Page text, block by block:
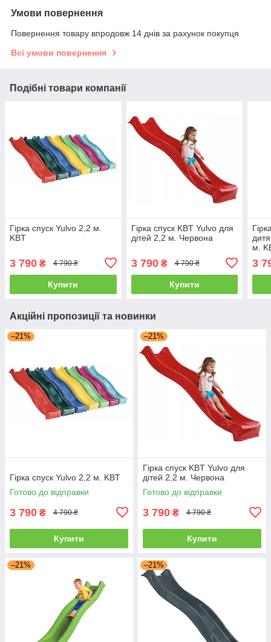
Умови повернення
Повернення товару впродовж 14 днів за рахунок покупця
Всі умови повернення
Подібні товари компанії
Гірка спуск Yulvo 2,2 м.
KBT
3 790 ₴ 4 790 ₴
Купити
Гірка спуск KBT Yulvo для
дітей 2,2 м. Червона
3 790₴ 4 790 ₴
Купити
м.
3
Акційні пропозиції та новинки
–21%
Гірка спуск Yulvo 2,2 м. KBT
Готово до відправки
3 790 ₴ 4 790 ₴
Купити
–21%
Гірка спуск KBT Yulvo для
дітей 2,2 м. Червона
Готово до відправки
3 790 ₴ 4 790 ₴
Купити
–21% –21%